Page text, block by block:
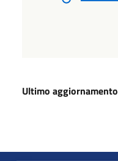
Ultimo aggiornamento